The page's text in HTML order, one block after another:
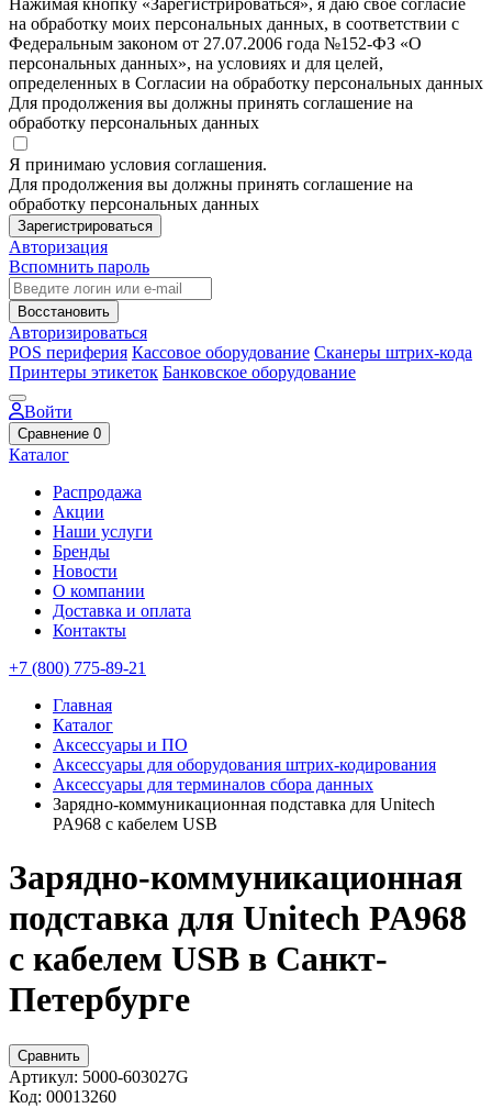
Нажимая кнопку «Зарегистрироваться», я даю свое согласие
на обработку моих персональных данных, в соответствии с
Федеральным законом от 27.07.2006 года №152-ФЗ «О
персональных данных», на условиях и для целей,
определенных в Согласии на обработку персональных данных
Для продолжения вы должны принять соглашение на
обработку персональных данных
Я принимаю условия соглашения.
Для продолжения вы должны принять соглашение на
обработку персональных данных
Зарегистрироваться
Авторизация
Вспомнить пароль
Восстановить
Авторизироваться
POS периферия Кассовое оборудование Сканеры штрих-кода
Принтеры этикеток Банковское оборудование
Войти
Сравнение 0
Каталог
Распродажа
Акции
Наши услуги
Бренды
Новости
О компании
Доставка и оплата
Контакты
+7 (800) 775-89-21
Главная
Каталог
Аксессуары и ПО
Аксессуары для оборудования штрих-кодирования
Аксессуары для терминалов сбора данных
Зарядно-коммуникационная подставка для Unitech
PA968 с кабелем USB
Зарядно-коммуникационная
подставка для Unitech PA968
с кабелем USB в Санкт-
Петербурге
Сравнить
Артикул: 5000-603027G
Код: 00013260